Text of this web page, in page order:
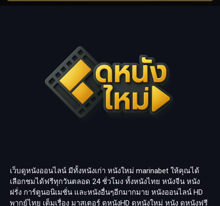
เว็บดูหนังออนไลน์ มีทั้งหนังเก่า หนังใหม่ marinabet ให้คุณได้
เลือกชมได้ฟรีทุกวันตลอด 24 ชั่วโมง ทั้งหนังไทย หนังจีน หนัง
ฝรั่ง การ์ตูนอนิเมชั่น และหนังอื่นๆอีกมากมาย หนังออนไลน์ HD
พากย์ไทย เต็มเรื่อง มาสเตอร์ ดูหนังHD ดูหนังใหม่ หนัง ดูหนังฟรี